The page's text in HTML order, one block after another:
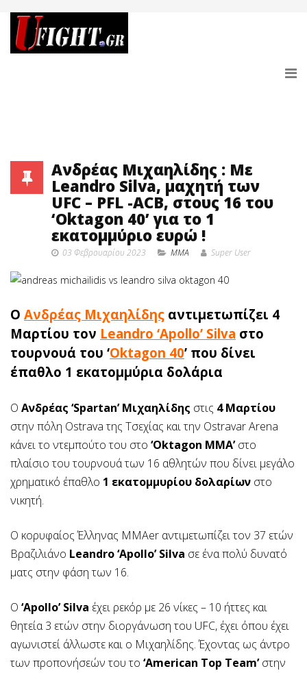
Ανδρέας Μιχαηλίδης : Mε
Leandro Silva, μαχητή των
UFC – PFL -ACB, στους 16 του
‘Oktagon 40’ για το 1
εκατομμύριο ευρώ !
03 Φεβρουαρίου 2023 MMA Super User
Ο Ανδρέας Μιχαηλίδης αντιμετωπίζει 4
Μαρτίου τον Leandro ‘Apollo’ Silva στο
τουρνουά του ‘Oktagon 40’ που δίνει
έπαθλο 1 εκατομμύρια δολάρια
Ο Ανδρέας ‘Spartan’ Μιχαηλίδης στις 4 Μαρτίου
στην πόλη Ostrava της Τσεχίας και την Ostravar Arena
κάνει το ντεμπούτο του στο ‘Oktagon MMA’στο
πλαίσιο του τουρνουά των 16 αθλητών που δίνει μεγάλο
χρηματικό έπαθλο 1 εκατομμυρίου δολαρίων στο
νικητή.
Ο κορυφαίος Έλληνας MMAer αντιμετωπίζει τον 37 ετών
Βραζιλιάνο Leandro ‘Apollo’ Silva σε ένα πολύ δυνατό
ματς στην φάση των 16.
Ο ‘Apollo’ Silva έχει ρεκόρ με 26 νίκες – 10 ήττες και
θητεία 3 ετών στην διοργάνωση του UFC, έχει όπου έχει
αγωνιστεί άλλωστε και ο Μιχαηλίδης. Έχοντας ως άντρο
των προπονήσεών του το ‘American Top Team’στην